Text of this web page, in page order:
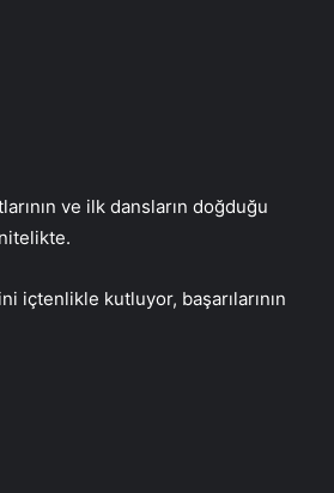
ve ilk dansların doğduğu
içtenlikle kutluyor, başarılarının